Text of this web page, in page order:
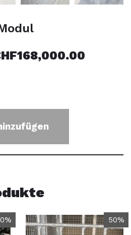
168,000.00
50%